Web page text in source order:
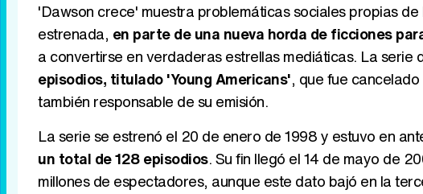
'Dawson crece' muestra problemáticas sociales propias
estrenada, en parte de una nueva horda de ficciones
a convertirse en verdaderas estrellas mediáticas. La serie
episodios, titulado 'Young Americans', que fue
también responsable de su emisión.
La serie se estrenó el 20 de enero de 1998 y estuvo en
un total de 128 episodios. Su fin llegó el 14 de mayo de
millones de espectadores, aunque este dato bajó en la